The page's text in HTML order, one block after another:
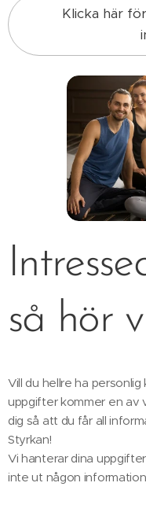
Klicka här
så hör
Vill du hellre ha
uppgifter kommer en av
dig så att du får all
Styrkan!
Vi hanterar dina
inte ut någon